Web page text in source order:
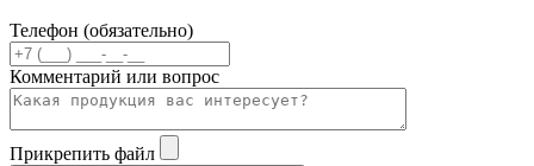
Телефон (обязательно)
Комментарий или вопрос
Прикрепить файл